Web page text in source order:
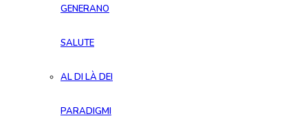
GENERANO
SALUTE
AL DI LÀ DEI
PARADIGMI